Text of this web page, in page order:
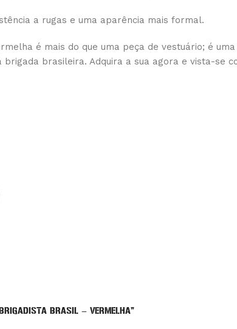
a rugas e uma aparência mais formal.
é mais do que uma peça de vestuário; é
brasileira. Adquira a sua agora e vista-se
BRASIL – VERMELHA”